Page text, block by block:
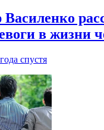
в жизни
спустя